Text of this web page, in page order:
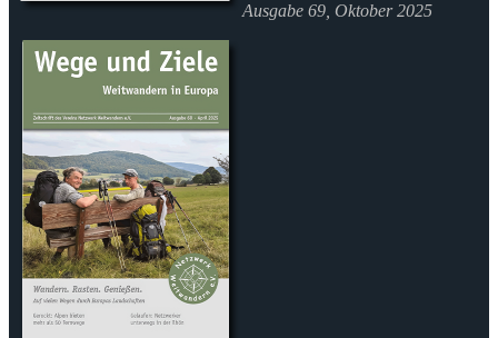
Ausgabe 69, Oktober 2025